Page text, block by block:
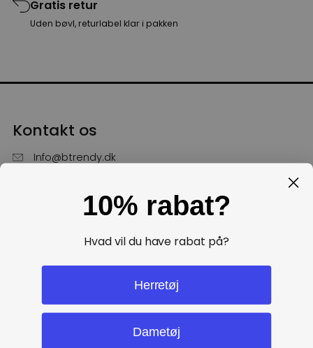
Gratis retur
Uden bøvl, returlabel klar i pakken
Kontakt os
Info@btrendy.dk
Hverdage fra kl. 10 - 16
10% rabat?
Hvad vil du have rabat på?
Herretøj
Dametøj